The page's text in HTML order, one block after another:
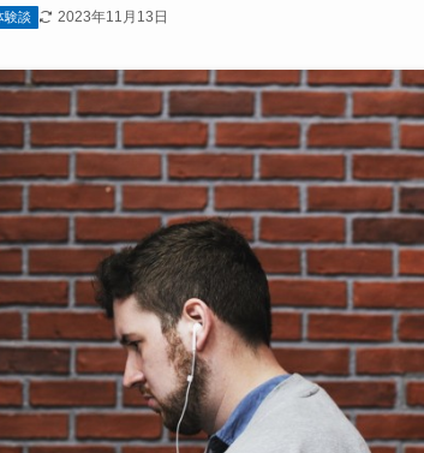
験談 2023年11月13日